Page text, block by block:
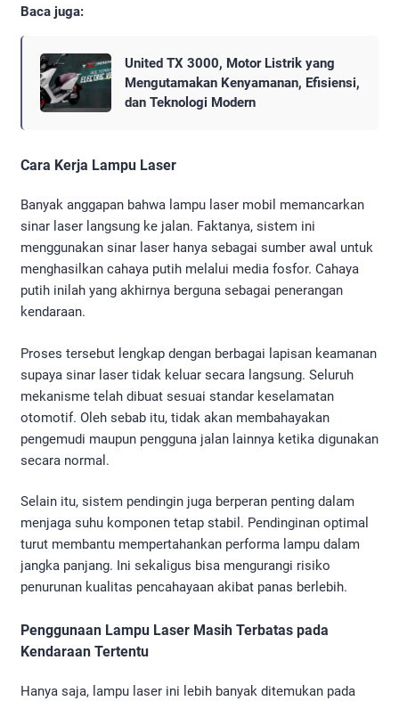
Baca juga:
United TX 3000, Motor Listrik yang
Mengutamakan Kenyamanan, Efisiensi,
dan Teknologi Modern
Cara Kerja Lampu Laser
Banyak anggapan bahwa lampu laser mobil memancarkan
sinar laser langsung ke jalan. Faktanya, sistem ini
menggunakan sinar laser hanya sebagai sumber awal untuk
menghasilkan cahaya putih melalui media fosfor. Cahaya
putih inilah yang akhirnya berguna sebagai penerangan
kendaraan.
Proses tersebut lengkap dengan berbagai lapisan keamanan
supaya sinar laser tidak keluar secara langsung. Seluruh
mekanisme telah dibuat sesuai standar keselamatan
otomotif. Oleh sebab itu, tidak akan membahayakan
pengemudi maupun pengguna jalan lainnya ketika digunakan
secara normal.
Selain itu, sistem pendingin juga berperan penting dalam
menjaga suhu komponen tetap stabil. Pendinginan optimal
turut membantu mempertahankan performa lampu dalam
jangka panjang. Ini sekaligus bisa mengurangi risiko
penurunan kualitas pencahayaan akibat panas berlebih.
Penggunaan Lampu Laser Masih Terbatas pada
Kendaraan Tertentu
Hanya saja, lampu laser ini lebih banyak ditemukan pada